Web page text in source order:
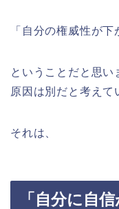
「自分の権威性が下
ということだと思
原因は別だと考えて
それは、
「自分に自信